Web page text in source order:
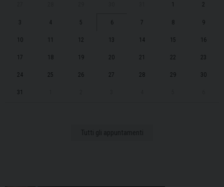
1 2
3 4 5 6 7 8 9
10 11 12 13 14 15 16
17 18 19 20 21 22 23
24 25 26 27 28 29 30
31
Tutti gli appuntamenti